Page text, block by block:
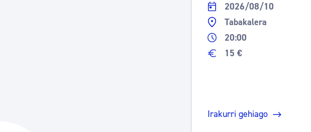
2026/08/10
Tabakalera
20:00
15 €
Irakurri gehiago